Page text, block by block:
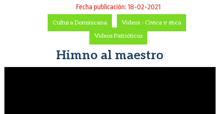
Fecha publicación: 18-02-2021
Cultura Dominicana Videos - Cívica y ética
Videos Patrióticos
Himno al maestro